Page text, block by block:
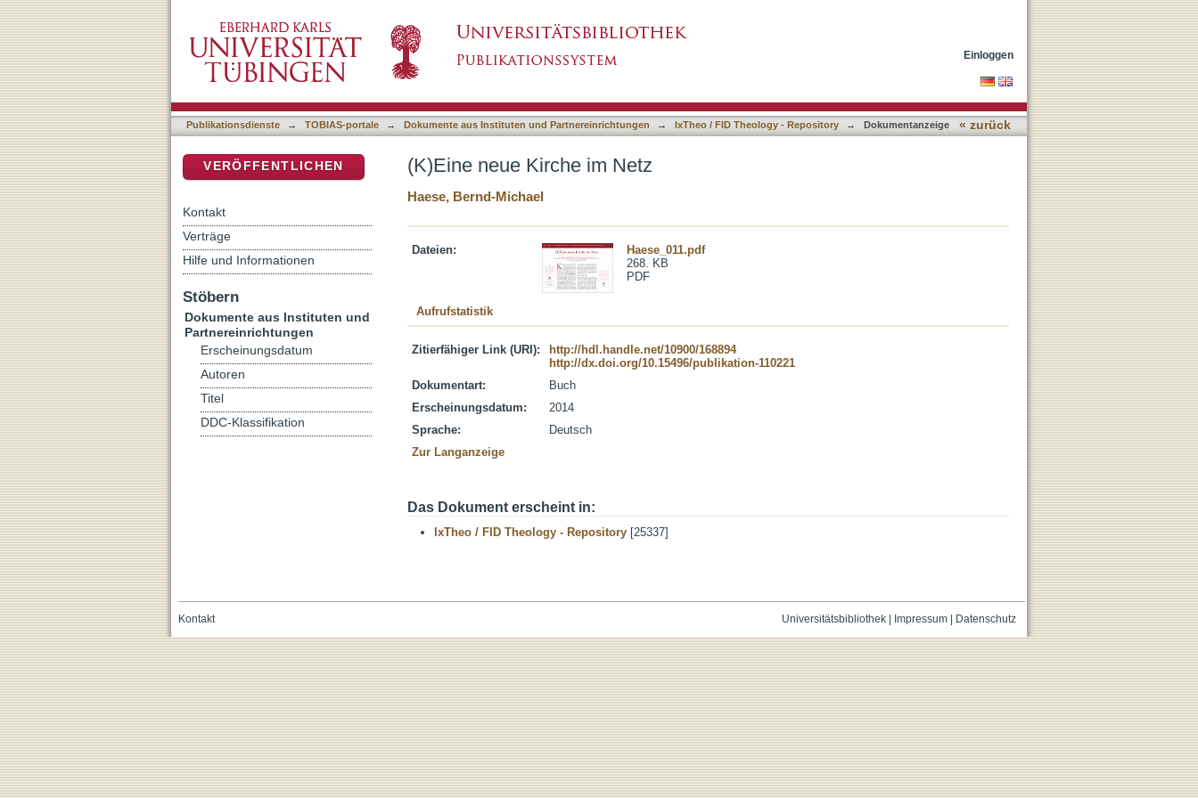
Einloggen
Publikationsdienste → TOBIAS-portale → Dokumente aus Instituten und Partnereinrichtungen → IxTheo / FID Theology - Repository → Dokumentanzeige « zurück
(K)Eine neue Kirche im Netz
Haese, Bernd-Michael
Dateien:
Haese_011.pdf
268. KB
PDF
Aufrufstatistik
Zitierfähiger Link (URI):
http://hdl.handle.net/10900/168894
http://dx.doi.org/10.15496/publikation-110221
Dokumentart:
Buch
Erscheinungsdatum:
2014
Sprache:
Deutsch
Zur Langanzeige
Das Dokument erscheint in:
IxTheo / FID Theology - Repository [25337]
VERÖFFENTLICHEN
Kontakt
Verträge
Hilfe und Informationen
Stöbern
Dokumente aus Instituten und
Partnereinrichtungen
Erscheinungsdatum
Autoren
Titel
DDC-Klassifikation
Universitätsbibliothek| Impressum| Datenschutz
Kontakt